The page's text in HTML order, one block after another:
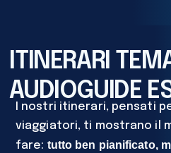
ITINERARI
AUDIOGUIDE
I nostri itinerari, pensati
viaggiatori, ti mostrano il
fare: tutto ben pianificato,